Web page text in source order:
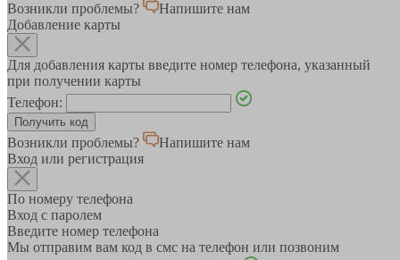
Возникли проблемы?
Напишите нам
Добавление карты
Для добавления карты введите номер телефона, указанный
при получении карты
Телефон:
Возникли проблемы?
Напишите нам
Вход или регистрация
По номеру телефона
Вход с паролем
Введите номер телефона
Мы отправим вам код в смс на телефон или позвоним